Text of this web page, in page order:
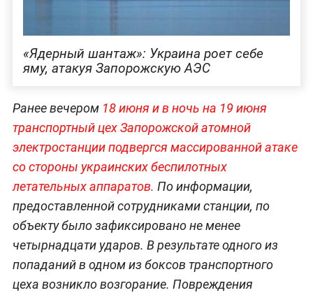
«Ядерный шантаж»: Украина роет себе
яму, атакуя Запорожскую АЭС
Ранее вечером 18 июня и в ночь на 19 июня
транспортный цех Запорожской атомной
электростанции подвергся массированной атаке
со стороны украинских беспилотных
летательных аппаратов. По информации,
предоставленной сотрудниками станции, по
объекту было зафиксировано не менее
четырнадцати ударов. В результате одного из
попаданий в одном из боксов транспортного
цеха возникло возгорание. Повреждения